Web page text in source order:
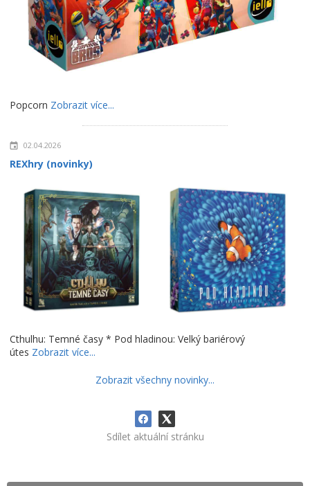
Popcorn Zobrazit více...
02.04.2026
REXhry (novinky)
Cthulhu: Temné časy * Pod hladinou: Velký bariérový
útes Zobrazit více...
Zobrazit všechny novinky...
Sdílet aktuální stránku